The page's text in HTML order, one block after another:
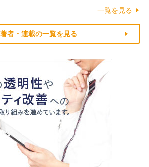
一覧を見る
著者・連載の一覧を見る